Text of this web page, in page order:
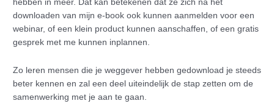
hebben in meer. Dat kan betekenen dat ze zich na het
downloaden van mijn e-book ook kunnen aanmelden voor een
webinar, of een klein product kunnen aanschaffen, of een gratis
gesprek met me kunnen inplannen.
Zo leren mensen die je weggever hebben gedownload je steeds
beter kennen en zal een deel uiteindelijk de stap zetten om de
samenwerking met je aan te gaan.